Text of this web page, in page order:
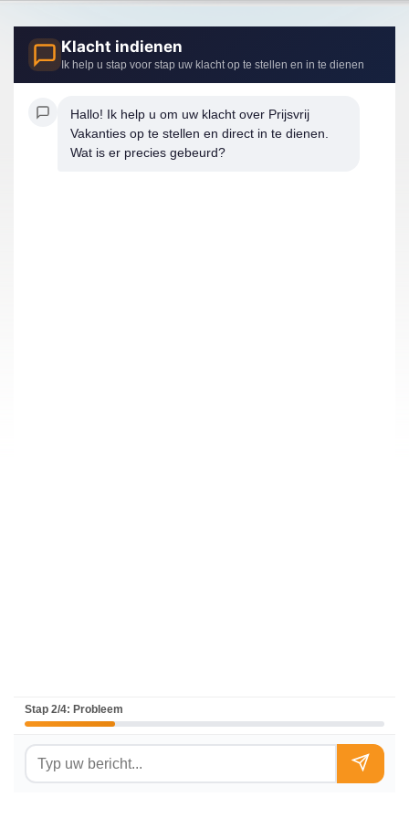
Klacht indienen
Ik help u stap voor stap uw klacht op te stellen en in te dienen
Hallo! Ik help u om uw klacht over Prijsvrij
Vakanties op te stellen en direct in te dienen.
Wat is er precies gebeurd?
Stap 2/4: Probleem